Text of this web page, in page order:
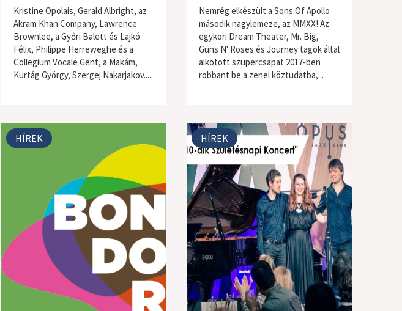
Kristine Opolais, Gerald Albright, az
Akram Khan Company, Lawrence
Brownlee, a Győri Balett és Lajkó
Félix, Philippe Herreweghe és a
Collegium Vocale Gent, a Makám,
Kurtág György, Szergej Nakarjakov....
Nemrég elkészült a Sons Of Apollo
második nagylemeze, az MMXX! Az
egykori Dream Theater, Mr. Big,
Guns N' Roses és Journey tagok által
alkotott szupercsapat 2017-ben
robbant be a zenei köztudatba,...
HÍREK HÍREK